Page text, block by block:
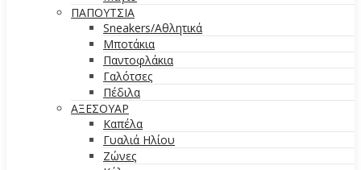
ΠΑΠΟΥΤΣΙΑ
Sneakers/Aθλητικά
Μποτάκια
Παντοφλάκια
Γαλότσες
Πέδιλα
ΑΞΕΣΟΥΑΡ
Καπέλα
Γυαλιά Ηλίου
Ζώνες